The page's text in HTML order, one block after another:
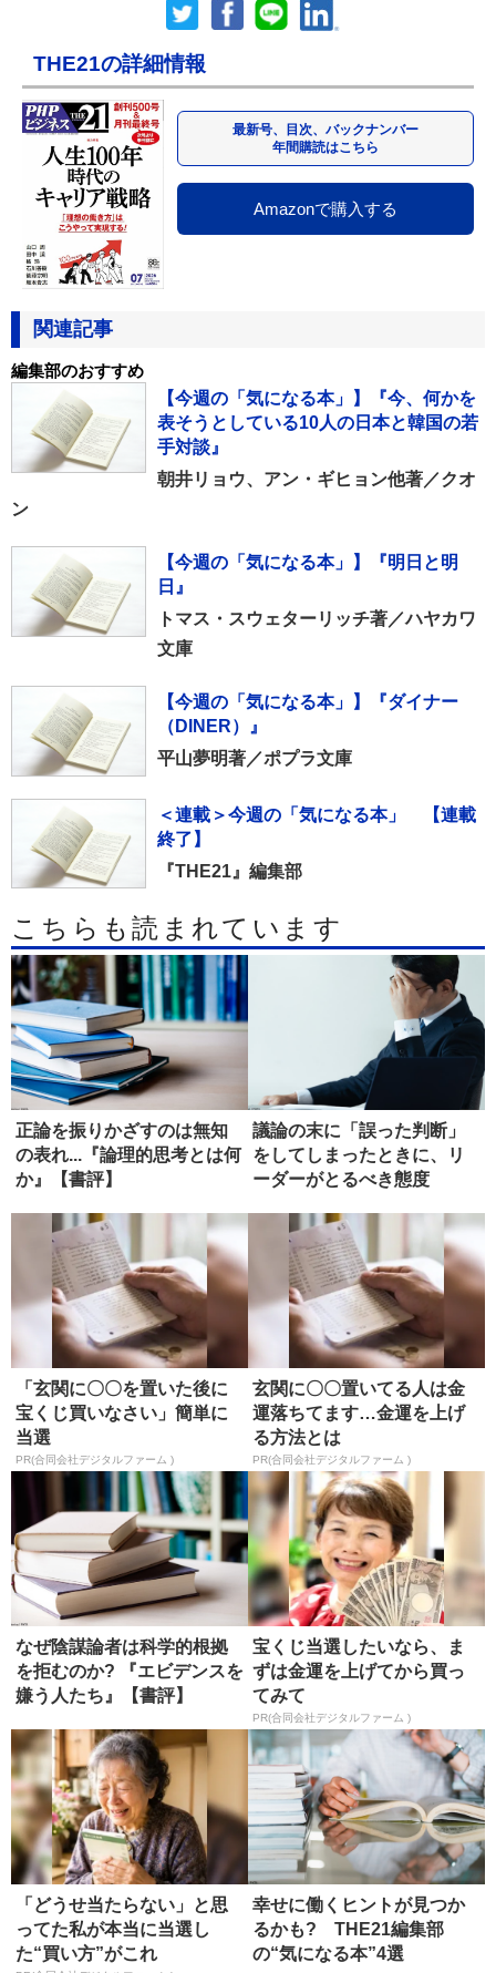
THE21の詳細情報
最新号、目次、バックナンバー
年間購読はこちら
Amazonで購入する
関連記事
編集部のおすすめ
【今週の「気になる本」】『今、何かを
表そうとしている10人の日本と韓国の若
手対談』
朝井リョウ、アン・ギヒョン他著／クオ
ン
【今週の「気になる本」】『明日と明
日』
トマス・スウェターリッチ著／ハヤカワ
文庫
【今週の「気になる本」】『ダイナー
（DINER）』
平山夢明著／ポプラ文庫
＜連載＞今週の「気になる本」 【連載
終了】
『THE21』編集部
こちらも読まれています
正論を振りかざすのは無知
の表れ...『論理的思考とは何
か』【書評】
議論の末に「誤った判断」
をしてしまったときに、リ
ーダーがとるべき態度
「玄関に〇〇を置いた後に
宝くじ買いなさい」簡単に
当選
PR(合同会社デジタルファーム )
玄関に〇〇置いてる人は金
運落ちてます…金運を上げ
る方法とは
PR(合同会社デジタルファーム )
なぜ陰謀論者は科学的根拠
を拒むのか? 『エビデンスを
嫌う人たち』【書評】
宝くじ当選したいなら、ま
ずは金運を上げてから買っ
てみて
PR(合同会社デジタルファーム )
「どうせ当たらない」と思
ってた私が本当に当選し
た“買い方”がこれ
幸せに働くヒントが見つか
るかも? THE21編集部
の“気になる本”4選